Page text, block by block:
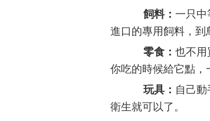
飼料： 一只中
進口的專用飼料，到
零食： 也不用
你吃的時候給它點，
玩具： 自己
衛生就可以了。